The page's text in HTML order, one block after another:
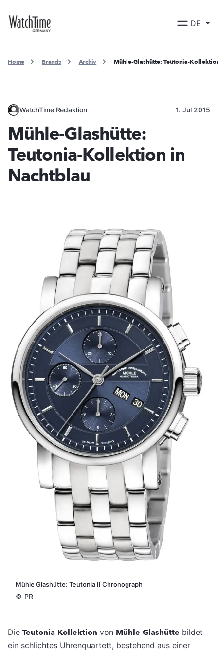
DE
Home Brands Archiv Mühle-Glashütte: Teutonia-
WatchTime Redaktion 1. Jul 2015
Mühle-Glashütte:
Teutonia-Kollektion in
Nachtblau
Mühle Glashütte: Teutonia II Chronograph
© PR
Die Teutonia-Kollektion von Mühle-Glashütte bildet
ein schlichtes Uhrenquartett, bestehend aus einer